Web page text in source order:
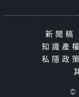
新聞稿
知識產
私隱政
©